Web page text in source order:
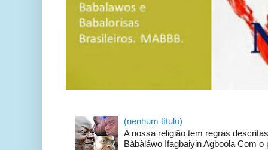
(nenhum título)
A nossa religião tem regras
Bàbàláwo Ifagbaiyin Agboola Com